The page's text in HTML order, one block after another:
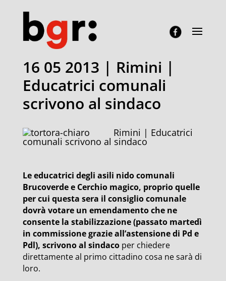
16 05 2013 | Rimini |
Educatrici comunali
scrivono al sindaco
Rimini | Educatrici
comunali scrivono al sindaco
Le educatrici degli asili nido comunali
Brucoverde e Cerchio magico, proprio quelle
per cui questa sera il consiglio comunale
dovrà votare un emendamento che ne
consente la stabilizzazione (passato martedì
in commissione grazie all’astensione di Pd e
Pdl), scrivono al sindacoper chiedere
direttamente al primo cittadino cosa ne sarà di
loro.